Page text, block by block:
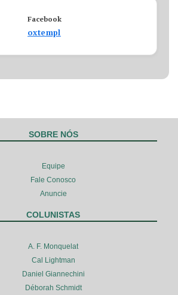
Facebook
oxtempl
SOBRE NÓS
Equipe
Fale Conosco
Anuncie
COLUNISTAS
A. F. Monquelat
Cal Lightman
Daniel Giannechini
Déborah Schmidt